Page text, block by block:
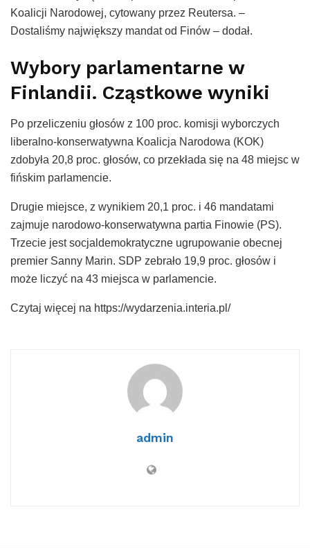
Koalicji Narodowej, cytowany przez Reutersa. –
Dostaliśmy największy mandat od Finów – dodał.
Wybory parlamentarne w
Finlandii. Cząstkowe wyniki
Po przeliczeniu głosów z 100 proc. komisji wyborczych
liberalno-konserwatywna Koalicja Narodowa (KOK)
zdobyła 20,8 proc. głosów, co przekłada się na 48 miejsc w
fińskim parlamencie.
Drugie miejsce, z wynikiem 20,1 proc. i 46 mandatami
zajmuje narodowo-konserwatywna partia Finowie (PS).
Trzecie jest socjaldemokratyczne ugrupowanie obecnej
premier Sanny Marin. SDP zebrało 19,9 proc. głosów i
może liczyć na 43 miejsca w parlamencie.
Czytaj więcej na https://wydarzenia.interia.pl/
admin